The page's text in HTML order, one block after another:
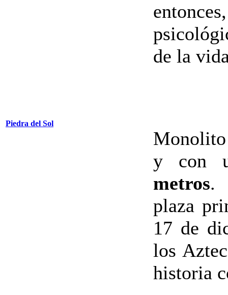
de la
Piedra del Sol
y con
metros.
plaza
17 de
los
historia